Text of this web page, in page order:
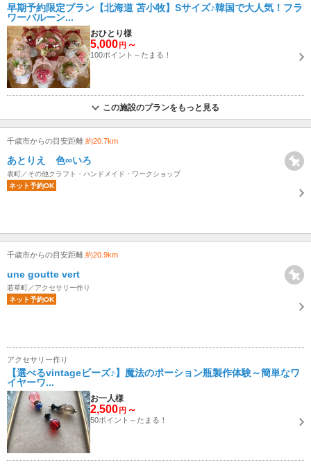
早期予約限定プラン【北海道 苫小牧】Sサイズ♪韓国で大人気！フラ
ワーバルーン...
おひとり様
5,000 円 ～
100ポイント～たまる！
この施設のプランをもっと見る
千歳市からの目安距離 約20.7km
あとりえ 色∞いろ
表町／その他クラフト・ハンドメイド・ワークショップ
ネット予約OK
千歳市からの目安距離 約20.9km
une goutte vert
若草町／アクセサリー作り
ネット予約OK
アクセサリー作り
【選べるvintageビーズ♪】魔法のポーション瓶製作体験～簡単なワ
イヤーワ...
お一人様
2,500 円 ～
50ポイント～たまる！